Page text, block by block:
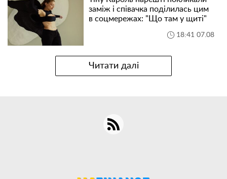
заміж і співачка поділилась цим
в соцмережах: "Що там у щиті"
18:41 07.08
Читати далі